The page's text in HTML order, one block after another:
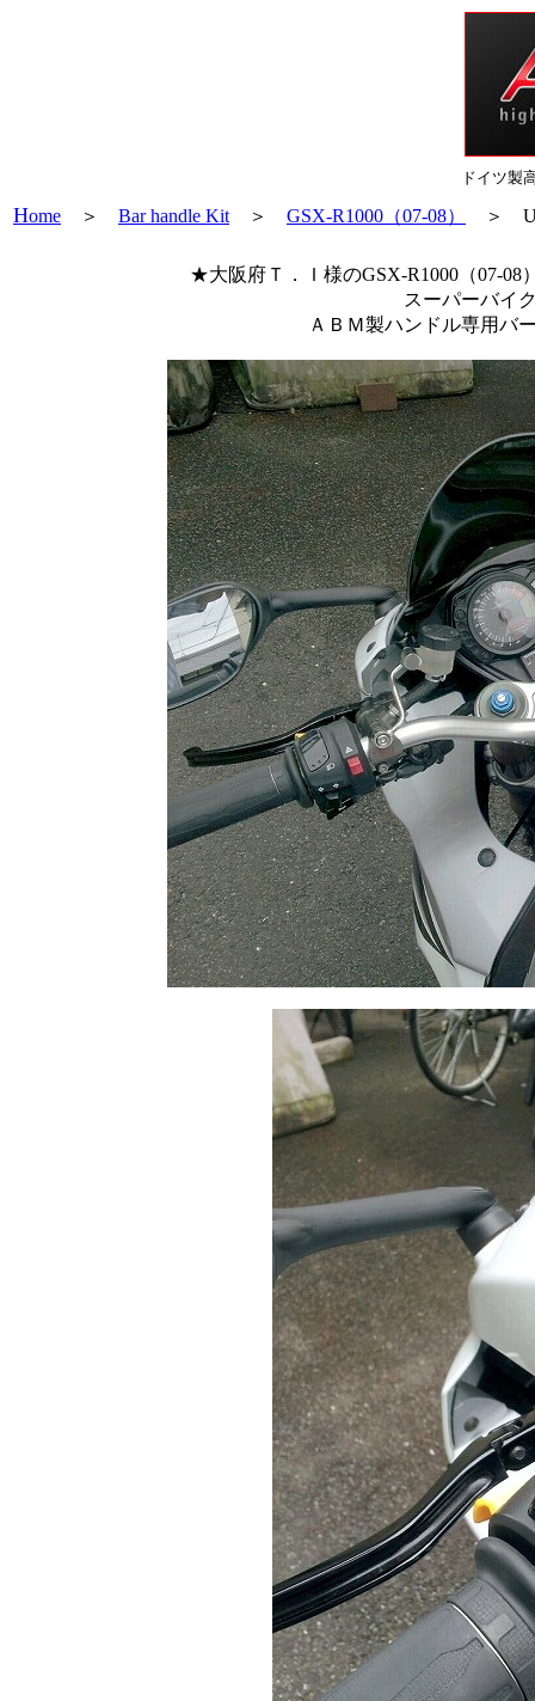
ドイツ製
Home ＞ Bar handle Kit ＞ GSX-R1000（07-08） ＞
★大阪府Ｔ．Ｉ様のGSX-R1000（07-
スーパーバイ
ＡＢＭ製ハンドル専用バ